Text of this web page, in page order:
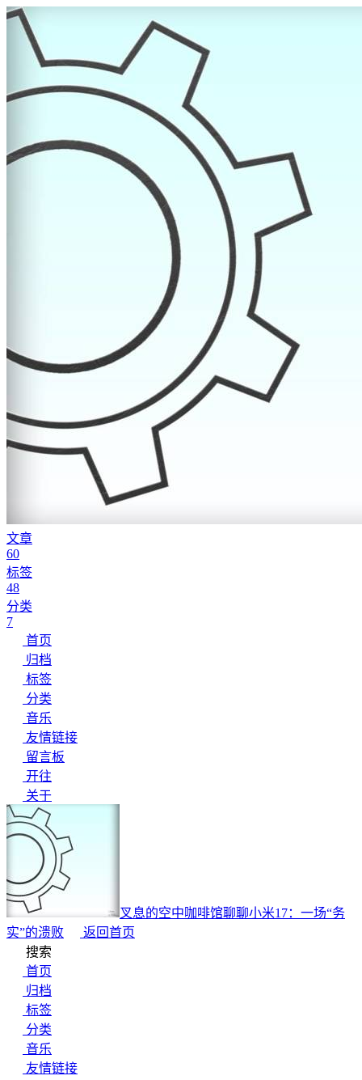
文章
60
标签
48
分类
7
首页
归档
标签
分类
音乐
友情链接
留言板
开往
关于
叉息的空中咖啡馆聊聊小米17：一场“务
实”的溃败
返回首页
搜索
首页
归档
标签
分类
音乐
友情链接